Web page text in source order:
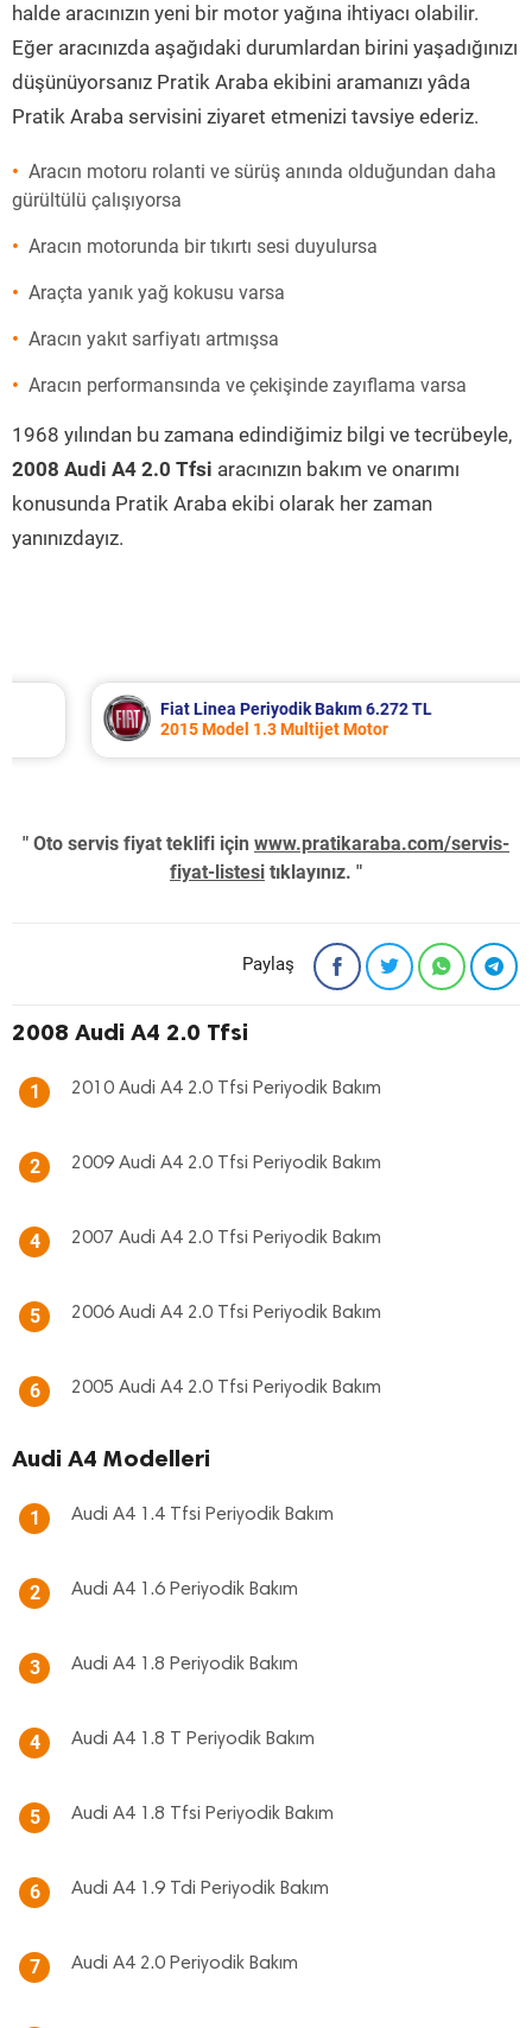
halde aracınızın yeni bir motor yağına ihtiyacı olabilir.
Eğer aracınızda aşağıdaki durumlardan birini yaşadığınızı
düşünüyorsanız Pratik Araba ekibini aramanızı yâda
Pratik Araba servisini ziyaret etmenizi tavsiye ederiz.
Aracın motoru rolanti ve sürüş anında olduğundan daha
gürültülü çalışıyorsa
Aracın motorunda bir tıkırtı sesi duyulursa
Araçta yanık yağ kokusu varsa
Aracın yakıt sarfiyatı artmışsa
Aracın performansında ve çekişinde zayıflama varsa
1968 yılından bu zamana edindiğimiz bilgi ve tecrübeyle,
2008 Audi A4 2.0 Tfsi aracınızın bakım ve onarımı
konusunda Pratik Araba ekibi olarak her zaman
yanınızdayız.
Fiat Linea Periyodik Bakım 6.272 TL
2015 Model 1.3 Multijet Motor
" Oto servis fiyat teklifi için www.pratikaraba.com/servis-
fiyat-listesi tıklayınız. "
Paylaş
2008 Audi A4 2.0 Tfsi
1 2010 Audi A4 2.0 Tfsi Periyodik Bakım
2 2009 Audi A4 2.0 Tfsi Periyodik Bakım
4 2007 Audi A4 2.0 Tfsi Periyodik Bakım
5 2006 Audi A4 2.0 Tfsi Periyodik Bakım
6 2005 Audi A4 2.0 Tfsi Periyodik Bakım
Audi A4 Modelleri
1 Audi A4 1.4 Tfsi Periyodik Bakım
2 Audi A4 1.6 Periyodik Bakım
3 Audi A4 1.8 Periyodik Bakım
4 Audi A4 1.8 T Periyodik Bakım
5 Audi A4 1.8 Tfsi Periyodik Bakım
6 Audi A4 1.9 Tdi Periyodik Bakım
7 Audi A4 2.0 Periyodik Bakım